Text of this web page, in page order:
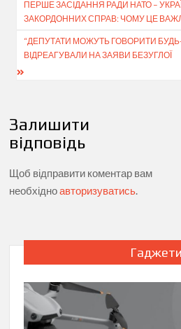
записів
ПЕРШЕ ЗАСІДАННЯ РАДИ НАТО –
ЗАКОРДОННИХ СПРАВ: ЧОМУ ЦЕ
“ДЕПУТАТИ МОЖУТЬ ГОВОРИТИ
ВІДРЕАГУВАЛИ НА ЗАЯВИ БЕЗУГЛОЇ
Залишити
відповідь
Щоб відправити коментар вам
необхідноавторизуватись.
Гаджети